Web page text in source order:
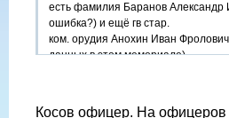
есть фамилия Баранов Александр
ошибка?) и ещё гв стар.
ком. орудия Анохин Иван
данных в этом мемориале).
Косов офицер. На